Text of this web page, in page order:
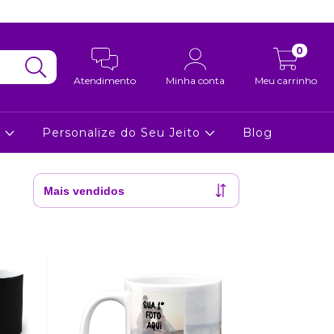
Atendimento Minha conta Meu carrinho
0
Personalize do Seu Jeito Blog